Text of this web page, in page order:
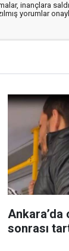
inançlara
yorumlar
sonrası